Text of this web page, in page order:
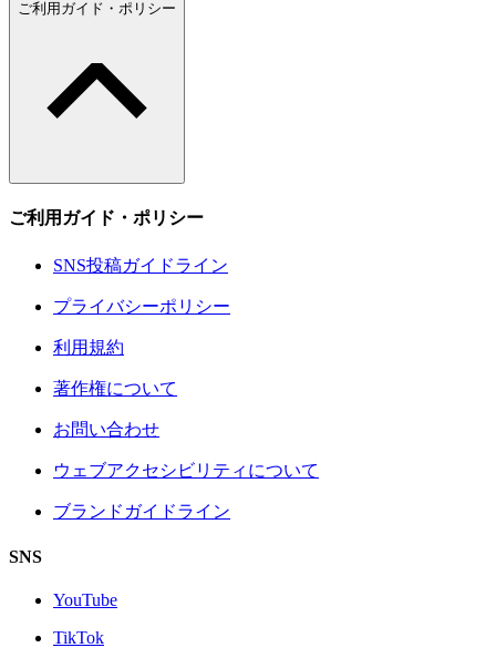
ご利用ガイド・ポリシー
ご利用ガイド・ポリシー
SNS投稿ガイドライン
プライバシーポリシー
利用規約
著作権について
お問い合わせ
ウェブアクセシビリティについて
ブランドガイドライン
SNS
YouTube
TikTok